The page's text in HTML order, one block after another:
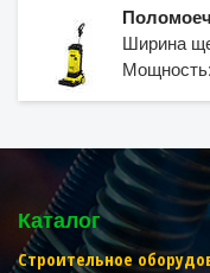
Ширина
Каталог
Строительное